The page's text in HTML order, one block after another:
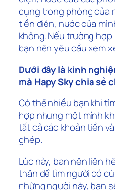
dụng trong phòng của
tiền điện, nước của
không. Nếu trường
bạn nên yêu cầu xem
Dưới đây là kinh
mà Hapy Sky chia sẻ
Có thể nhiều bạn khi
hợp nhưng một mình
tất cả các khoản tiền
ghép.
Lúc này, bạn nên liên
thân để tìm người có
những người này, bạn